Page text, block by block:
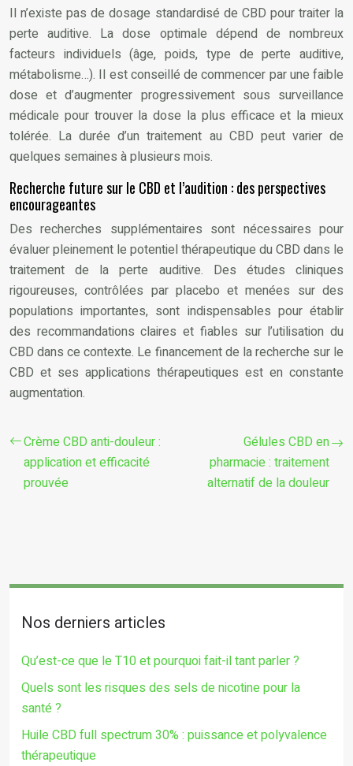
Il n’existe pas de dosage standardisé de CBD pour traiter la
perte auditive. La dose optimale dépend de nombreux
facteurs individuels (âge, poids, type de perte auditive,
métabolisme…). Il est conseillé de commencer par une faible
dose et d’augmenter progressivement sous surveillance
médicale pour trouver la dose la plus efficace et la mieux
tolérée. La durée d’un traitement au CBD peut varier de
quelques semaines à plusieurs mois.
Recherche future sur le CBD et l’audition : des perspectives
encourageantes
Des recherches supplémentaires sont nécessaires pour
évaluer pleinement le potentiel thérapeutique du CBD dans le
traitement de la perte auditive. Des études cliniques
rigoureuses, contrôlées par placebo et menées sur des
populations importantes, sont indispensables pour établir
des recommandations claires et fiables sur l’utilisation du
CBD dans ce contexte. Le financement de la recherche sur le
CBD et ses applications thérapeutiques est en constante
augmentation.
Crème CBD anti-douleur :
application et efficacité
prouvée
Gélules CBD en
pharmacie : traitement
alternatif de la douleur
Nos derniers articles
Qu’est-ce que le T10 et pourquoi fait-il tant parler ?
Quels sont les risques des sels de nicotine pour la
santé ?
Huile CBD full spectrum 30% : puissance et polyvalence
thérapeutique